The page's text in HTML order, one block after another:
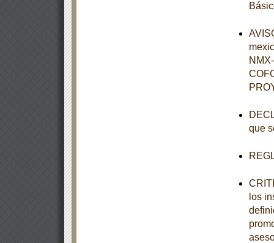
que
los